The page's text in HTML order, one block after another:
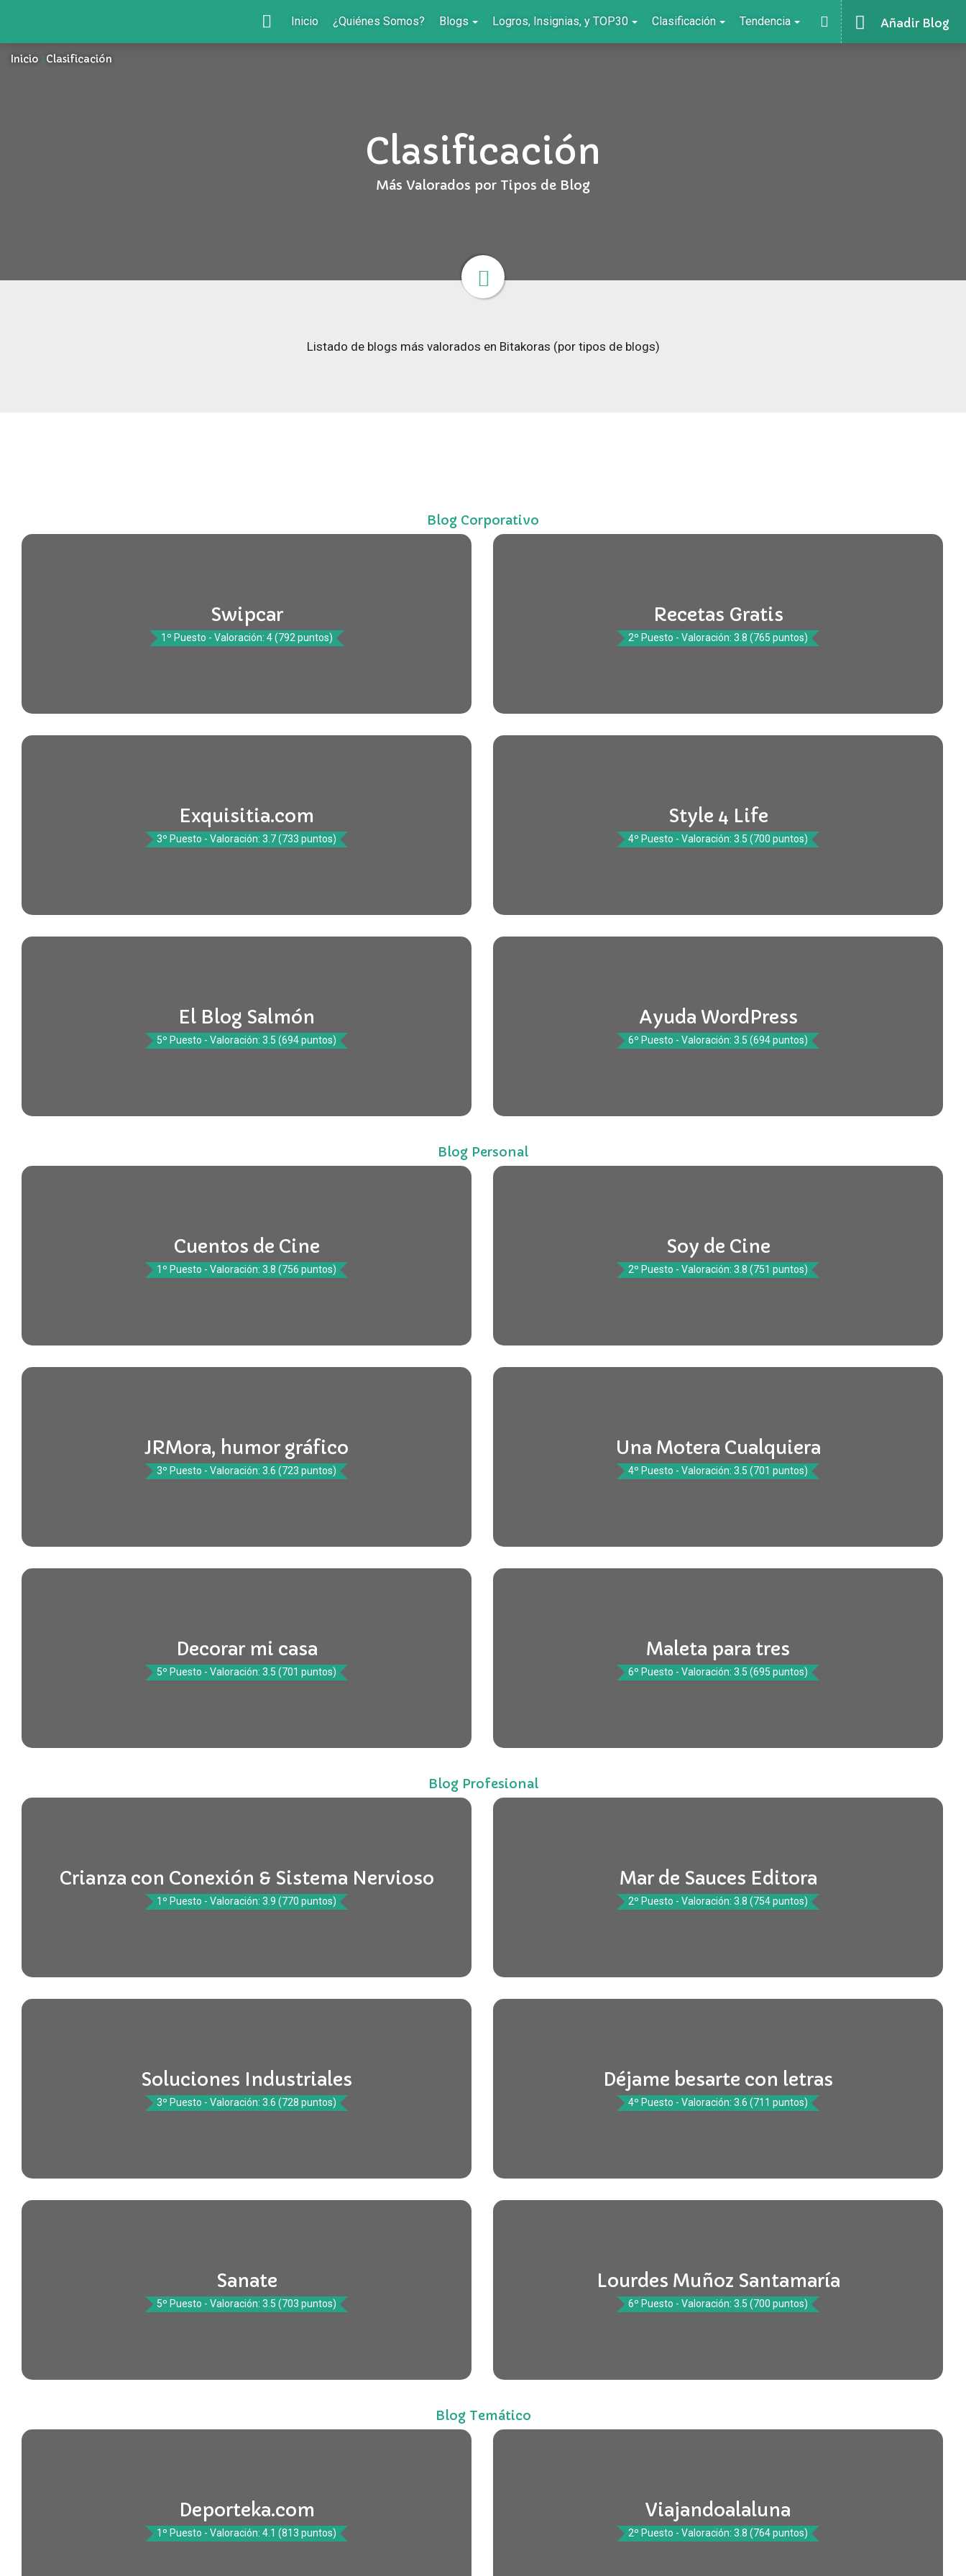
Añadir Blog
Inicio ¿Quiénes Somos? Blogs Logros, Insignias, y TOP30 Clasificación Tendencia
Inicio Clasificación
Clasificación
Más Valorados por Tipos de Blog
Listado de blogs más valorados en Bitakoras (por tipos de blogs)
Blog Corporativo
Swipcar
1º Puesto - Valoración: 4 (792 puntos)
Recetas Gratis
2º Puesto - Valoración: 3.8 (765 puntos)
Exquisitia.com
3º Puesto - Valoración: 3.7 (733 puntos)
Style 4 Life
4º Puesto - Valoración: 3.5 (700 puntos)
El Blog Salmón
5º Puesto - Valoración: 3.5 (694 puntos)
Ayuda WordPress
6º Puesto - Valoración: 3.5 (694 puntos)
Blog Personal
Cuentos de Cine
1º Puesto - Valoración: 3.8 (756 puntos)
Soy de Cine
2º Puesto - Valoración: 3.8 (751 puntos)
JRMora, humor gráfico
3º Puesto - Valoración: 3.6 (723 puntos)
Una Motera Cualquiera
4º Puesto - Valoración: 3.5 (701 puntos)
Decorar mi casa
5º Puesto - Valoración: 3.5 (701 puntos)
Maleta para tres
6º Puesto - Valoración: 3.5 (695 puntos)
Blog Profesional
Crianza con Conexión & Sistema Nervioso
1º Puesto - Valoración: 3.9 (770 puntos)
Mar de Sauces Editora
2º Puesto - Valoración: 3.8 (754 puntos)
Soluciones Industriales
3º Puesto - Valoración: 3.6 (728 puntos)
Déjame besarte con letras
4º Puesto - Valoración: 3.6 (711 puntos)
Sanate
5º Puesto - Valoración: 3.5 (703 puntos)
Lourdes Muñoz Santamaría
6º Puesto - Valoración: 3.5 (700 puntos)
Blog Temático
Deporteka.com
1º Puesto - Valoración: 4.1 (813 puntos)
Viajandoalaluna
2º Puesto - Valoración: 3.8 (764 puntos)